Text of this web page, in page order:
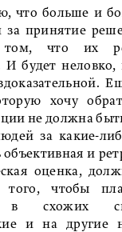
что больше и
за принятие
что их
И будет неловко,
хочу
не должна
за какие-
и
оценка,
чтобы
в схожих
и на другие